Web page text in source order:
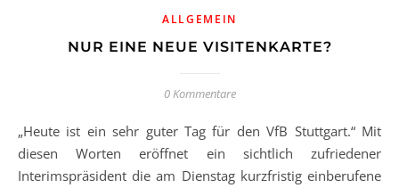
ALLGEMEIN
NUR EINE NEUE VISITENKARTE?
0 Kommentare
„Heute ist ein sehr guter Tag für den VfB Stuttgart.“ Mit
diesen Worten eröffnet ein sichtlich zufriedener
Interimspräsident die am Dienstag kurzfristig einberufene